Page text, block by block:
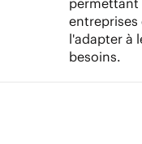
entreprises
l'adapter à
besoins.